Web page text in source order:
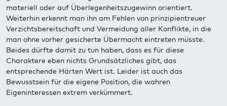
materiell oder auf Überlegenheitszugewinn orientiert.
Weiterhin erkennt man ihn am Fehlen von prinzipientreuer
Verzichtsbereitschaft und Vermeidung aller Konflikte, in die
man ohne vorher gesicherte Übermacht eintreten müsste.
Beides dürfte damit zu tun haben, dass es für diese
Charaktere eben nichts Grundsätzliches gibt, das
entsprechende Härten Wert ist. Leider ist auch das
Bewusstsein für die eigene Position, die wahren
Eigeninteressen extrem verkümmert.